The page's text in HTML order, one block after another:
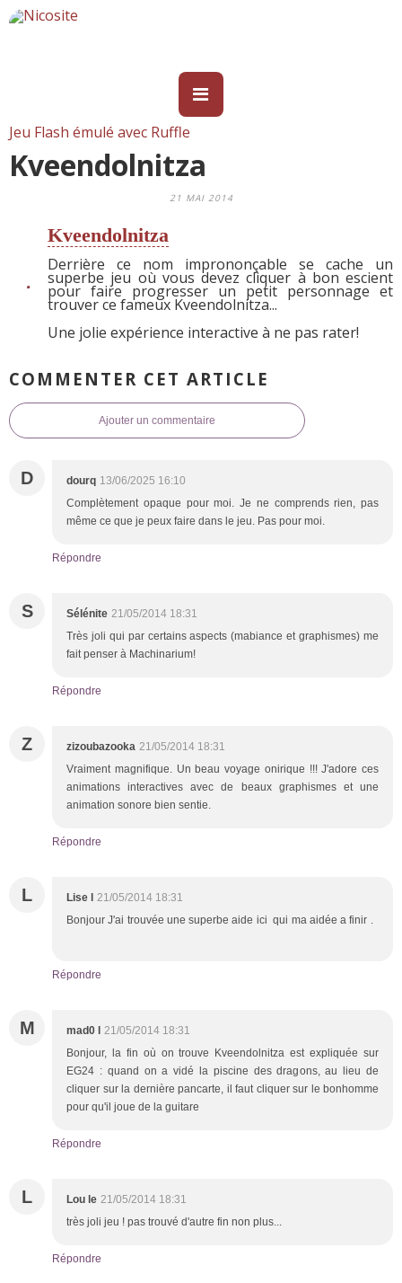
Jeu Flash émulé avec Ruffle
Kveendolnitza
21 MAI 2014
Kveendolnitza
Derrière ce nom imprononçable se cache un
superbe jeu où vous devez cliquer à bon escient
pour faire progresser un petit personnage et
trouver ce fameux Kveendolnitza...
Une jolie expérience interactive à ne pas rater!
COMMENTER CET ARTICLE
Ajouter un commentaire
D dourq 13/06/2025 16:10
Complètement opaque pour moi. Je ne comprends rien, pas
même ce que je peux faire dans le jeu. Pas pour moi.
Répondre
S Sélénite 21/05/2014 18:31
Très joli qui par certains aspects (mabiance et graphismes) me
fait penser à Machinarium!
Répondre
Z zizoubazooka 21/05/2014 18:31
Vraiment magnifique. Un beau voyage onirique !!! J'adore ces
animations interactives avec de beaux graphismes et une
animation sonore bien sentie.
Répondre
L Lise l 21/05/2014 18:31
Bonjour J'ai trouvée une superbe aide ici qui ma aidée a finir .
Répondre
M mad0 l 21/05/2014 18:31
Bonjour, la fin où on trouve Kveendolnitza est expliquée sur
EG24 : quand on a vidé la piscine des dragons, au lieu de
cliquer sur la dernière pancarte, il faut cliquer sur le bonhomme
pour qu'il joue de la guitare
Répondre
L Lou le 21/05/2014 18:31
très joli jeu ! pas trouvé d'autre fin non plus...
Répondre